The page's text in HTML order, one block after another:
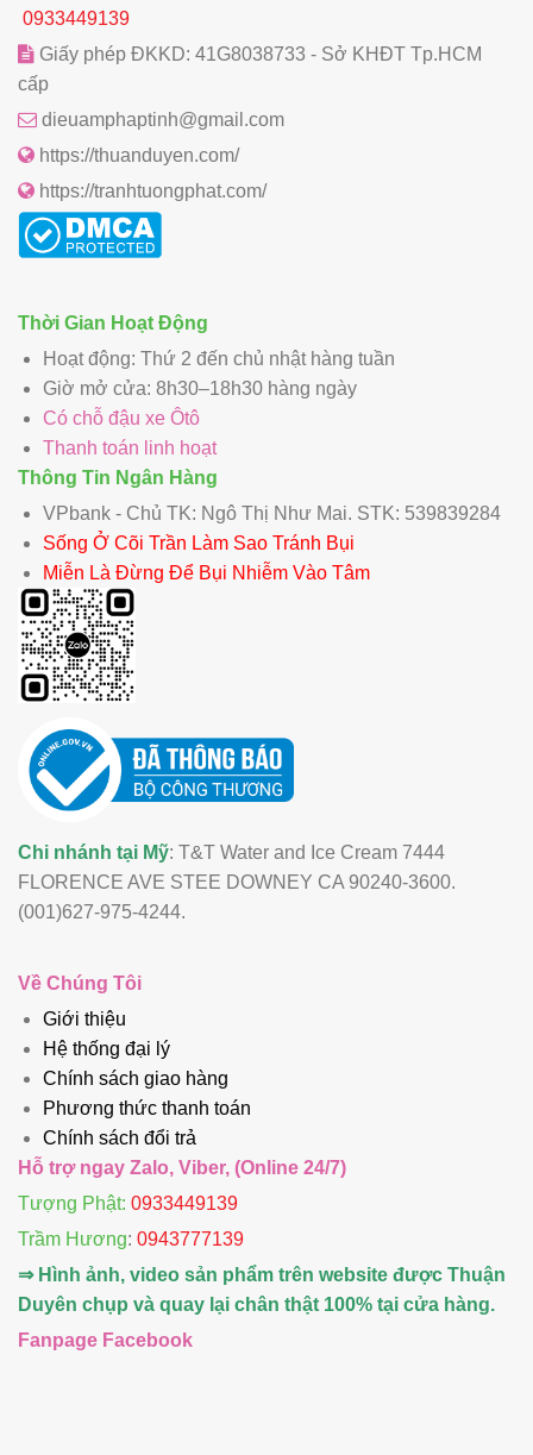
0933449139
Giấy phép ĐKKD: 41G8038733 - Sở KHĐT Tp.HCM
cấp
dieuamphaptinh@gmail.com
https://thuanduyen.com/
https://tranhtuongphat.com/
Thời Gian Hoạt Động
Hoạt động: Thứ 2 đến chủ nhật hàng tuần
Giờ mở cửa: 8h30–18h30 hàng ngày
Có chỗ đậu xe Ôtô
Thanh toán linh hoạt
Thông Tin Ngân Hàng
VPbank - Chủ TK: Ngô Thị Như Mai. STK: 539839284
Sống Ở Cõi Trần Làm Sao Tránh Bụi
Miễn Là Đừng Để Bụi Nhiễm Vào Tâm
Chi nhánh tại Mỹ: T&T Water and Ice Cream 7444
FLORENCE AVE STEE DOWNEY CA 90240-3600.
(001)627-975-4244.
Về Chúng Tôi
Giới thiệu
Hệ thống đại lý
Chính sách giao hàng
Phương thức thanh toán
Chính sách đổi trả
Hỗ trợ ngay Zalo, Viber, (Online 24/7)
Tượng Phật: 0933449139
Trầm Hương: 0943777139
⇒ Hình ảnh, video sản phẩm trên website được Thuận
Duyên chụp và quay lại chân thật 100% tại cửa hàng.
Fanpage Facebook